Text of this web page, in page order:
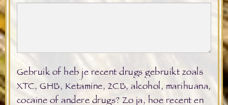
Gebruik of heb je recent drugs gebruikt zoals
XTC, GHB, Ketamine, 2CB, alcohol, marihuana,
cocaine of andere drugs? Zo ja, hoe recent en